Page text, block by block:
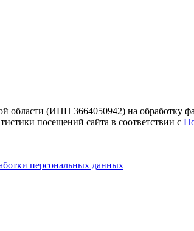
области (ИНН 3664050942) на обработку
посещений сайта в соответствии с
персональных данных